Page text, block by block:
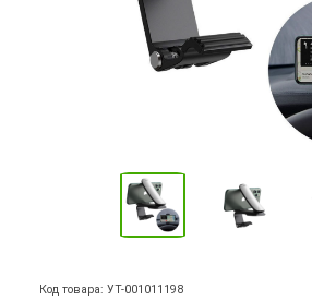
Код товара: УТ-001011198